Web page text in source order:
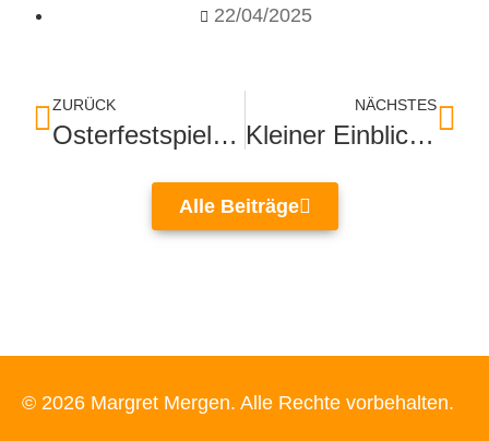
22/04/2025
ZURÜCK
Osterfestspiele im Festspielhaus
NÄCHSTES
Kleiner Einblick in ein wenig bekanntes Land: Albanien
Alle Beiträge
© 2026 Margret Mergen. Alle Rechte vorbehalten.